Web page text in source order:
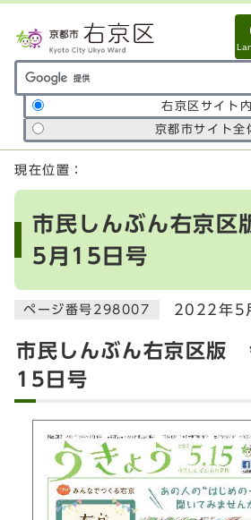
サイト内検索の範囲
右京区サイト内
京都市サイト全
ここから本文です
現在位置：
市民しんぶん右京
5月15日号
ページ番号298007 2022年5
市民しんぶん右京区版
15日号